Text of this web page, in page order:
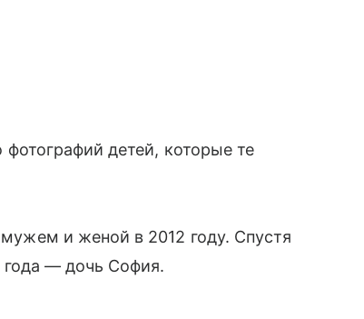
фотографий детей, которые те
и женой в 2012 году. Спустя
года — дочь София.